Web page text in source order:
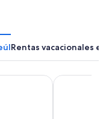
Rentas vacacionales
HOTEL